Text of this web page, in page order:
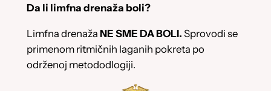
Da li limfna drenaža boli?
Limfna drenaža NE SME DA BOLI. Sprovodi se
primenom ritmičnih laganih pokreta po
održenoj metododlogiji.